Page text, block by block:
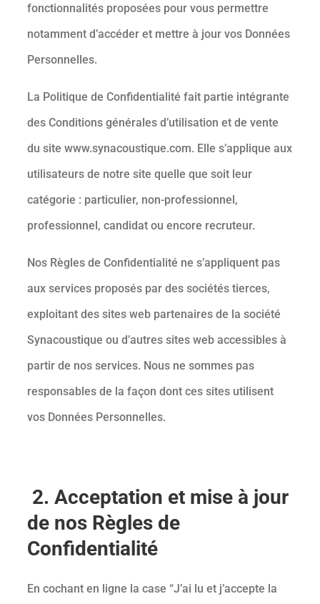
fonctionnalités proposées pour vous permettre
notamment d’accéder et mettre à jour vos Données
Personnelles.
La Politique de Confidentialité fait partie intégrante
des Conditions générales d’utilisation et de vente
du site www.synacoustique.com. Elle s’applique aux
utilisateurs de notre site quelle que soit leur
catégorie : particulier, non-professionnel,
professionnel, candidat ou encore recruteur.
Nos Règles de Confidentialité ne s’appliquent pas
aux services proposés par des sociétés tierces,
exploitant des sites web partenaires de la société
Synacoustique ou d’autres sites web accessibles à
partir de nos services. Nous ne sommes pas
responsables de la façon dont ces sites utilisent
vos Données Personnelles.
2. Acceptation et mise à jour
de nos Règles de
Confidentialité
En cochant en ligne la case “J’ai lu et j’accepte la